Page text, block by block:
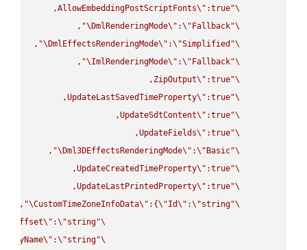
\"
AllowEmbeddingPostScriptFonts\"
\"
DmlRenderingMode\" :\" Fallback
\"
\"
DmlEffectsRenderingMode\" :\"Simplified
\"
\"
ImlRenderingMode\" :\" Fallback
\"
\"
ZipOutput\"
\"
UpdateLastSavedTimeProperty\"
\"
UpdateSdtContent\"
\"
UpdateFields\"
\"
Dml3DEffectsRenderingMode\" :\" Basic
\"
\"
UpdateCreatedTimeProperty\"
\"
UpdateLastPrintedProperty\"
\"
CustomTimeZoneInfoData\" :{\"Id\" :\"string
\"
\"
\" :\"string
\"
\" :\"string